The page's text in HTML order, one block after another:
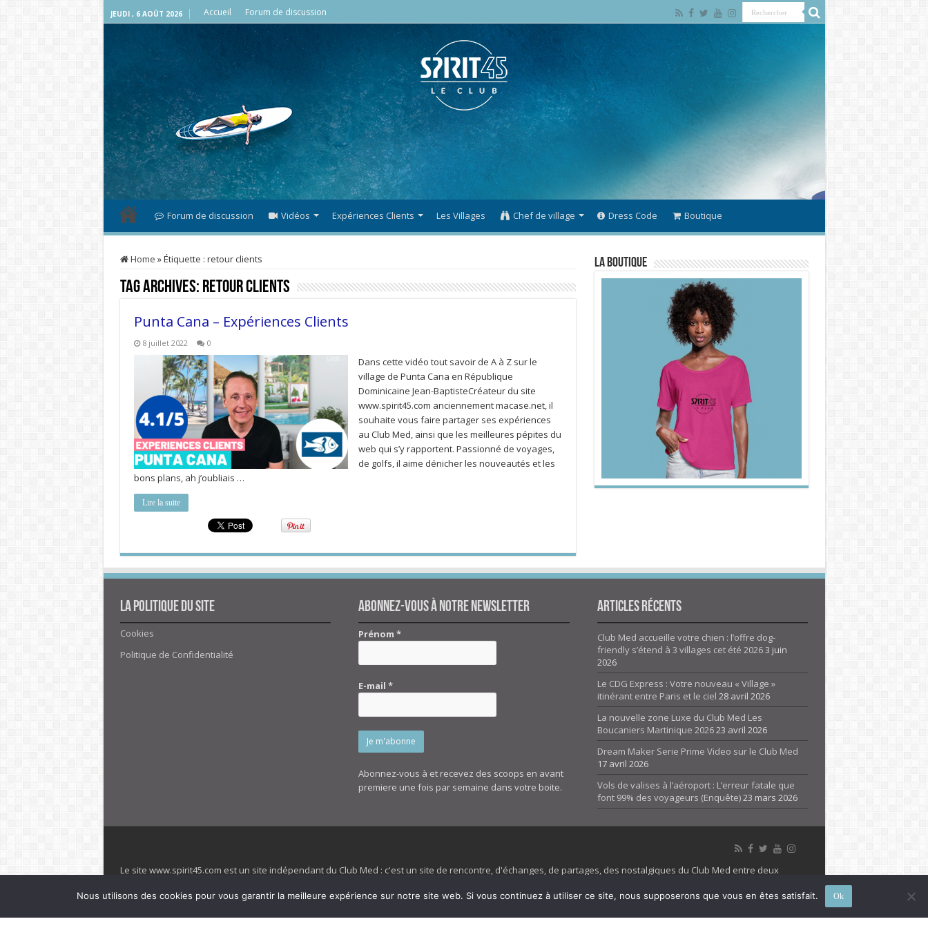
JEUDI , 6 AOÛT 2026 Accueil Forum de discussion
Forum de discussion Vidéos Expériences Clients Les Villages Chef de village Dress Code Boutique
Home »Étiquette : retour clients
Tag Archives: retour clients
Punta Cana – Expériences Clients
8 juillet 2022 0
Dans cette vidéo tout savoir de A à Z sur le
village de Punta Cana en République
Dominicaine Jean-BaptisteCréateur du site
www.spirit45.com anciennement macase.net, il
souhaite vous faire partager ses expériences
au Club Med, ainsi que les meilleures pépites du
web qui s’y rapportent. Passionné de voyages,
de golfs, il aime dénicher les nouveautés et les
bons plans, ah j’oubliais …
Lire la suite
La Boutique
La politique du site
Cookies
Politique de Confidentialité
Abonnez-vous à notre newsletter
Prénom*
E-mail*
Abonnez-vous à et recevez des scoops en avant
premiere une fois par semaine dans votre boite.
Articles Récents
Club Med accueille votre chien : l’offre dog-
friendly s’étend à 3 villages cet été 20263 juin
2026
Le CDG Express : Votre nouveau « Village »
itinérant entre Paris et le ciel 28 avril 2026
La nouvelle zone Luxe du Club Med Les
Boucaniers Martinique 202623 avril 2026
Dream Maker Serie Prime Video sur le Club Med
17 avril 2026
Vols de valises à l’aéroport : L’erreur fatale que
font 99% des voyageurs (Enquête)23 mars 2026
Le site www.spirit45.com est un site indépendant du Club Med : c'est un site de rencontre, d'échanges, de partages, des nostalgiques du Club Med entre deux
villages. Club Med est une marque déposée. Spirit 45 et son forum ne sont pas liés au ClubMed et la marque citée est la propriété de son détenteur respectif. Le site
officiel de la marque est : www.clubmed.fr Les images de fond de page de cette page d'accueil sont la propriétés de la marque Club Med, Tous droits réservés - 2026
Nous utilisons des cookies pour vous garantir la meilleure expérience sur notre site web. Si vous continuez à utiliser ce site, nous supposerons que vous en êtes satisfait. Ok